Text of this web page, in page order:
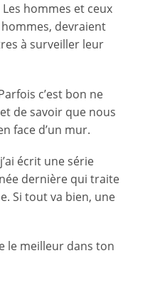
hommes et ceux
devraient
à surveiller leur
c’est bon ne
de savoir que nous
face d’un mur.
écrit une série
dernière qui traite
Si tout va bien, une
le meilleur dans ton